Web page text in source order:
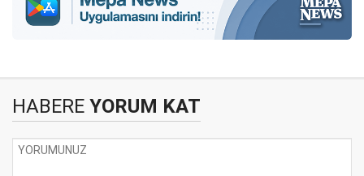
HABERE YORUM KAT